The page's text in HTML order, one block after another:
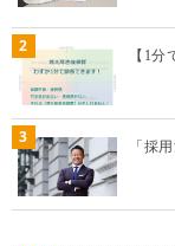
2 【1
3 「採